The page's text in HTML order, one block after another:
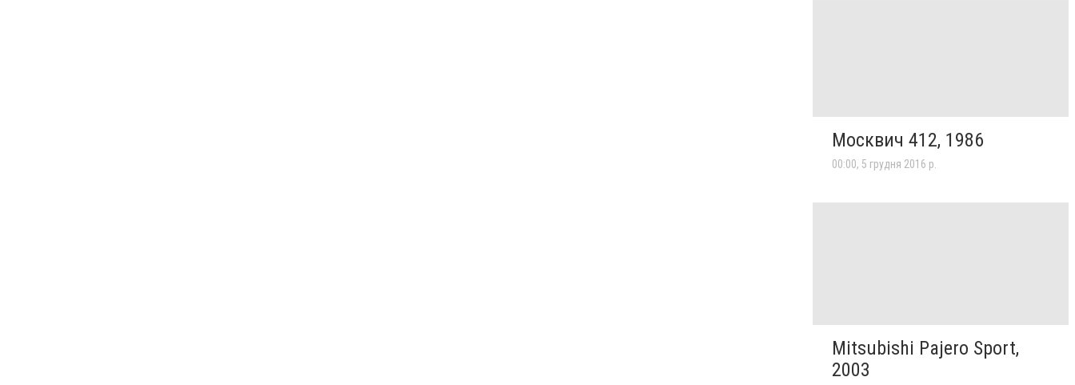
Москвич 412, 1986
00:00, 5 грудня 2016 р.
Mitsubishi Pajero Sport,
2003